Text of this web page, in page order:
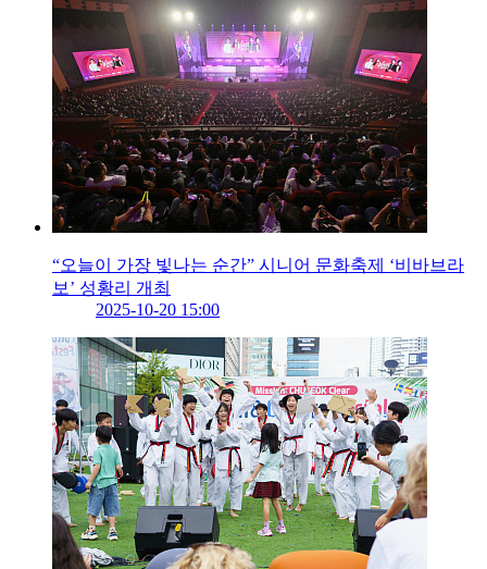
“오늘이 가장 빛나는 순간” 시니어 문화축제 ‘비바브라
보’ 성황리 개최
2025-10-20 15:00